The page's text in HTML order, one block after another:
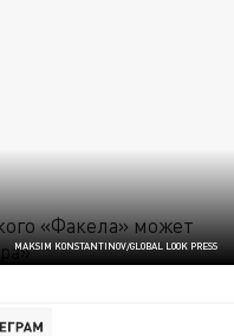
MAKSIM KONSTANTINOV/GLOBAL LOOK PRESS